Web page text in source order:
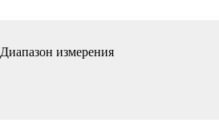
Диапазон измерения